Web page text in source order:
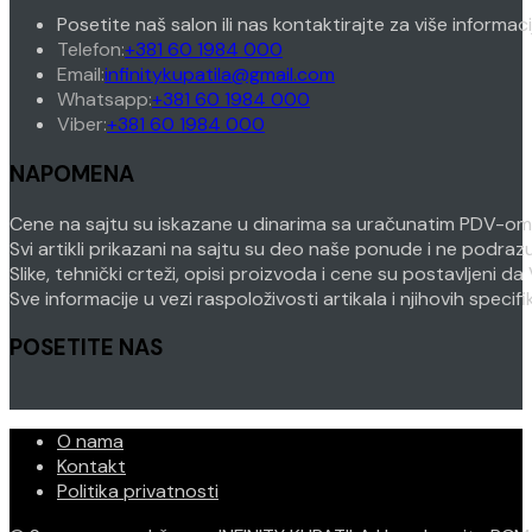
Posetite naš salon ili nas kontaktirajte za više
Telefon:+381 60 1984 000
in
your
Email:infinitykupatila@gmail.com
Whatsapp:+381 60 1984 000
Viber:+381 60 1984 000
NAPOMENA
Cene na sajtu su iskazane u dinarima sa uračunatim PDV-
Svi artikli prikazani na sajtu su deo naše ponude i ne
Slike, tehnički crteži, opisi proizvoda i cene su postavljeni
Sve informacije u vezi raspoloživosti artikala i njihovih
POSETITE NAS
O nama
Kontakt
Politika privatnosti